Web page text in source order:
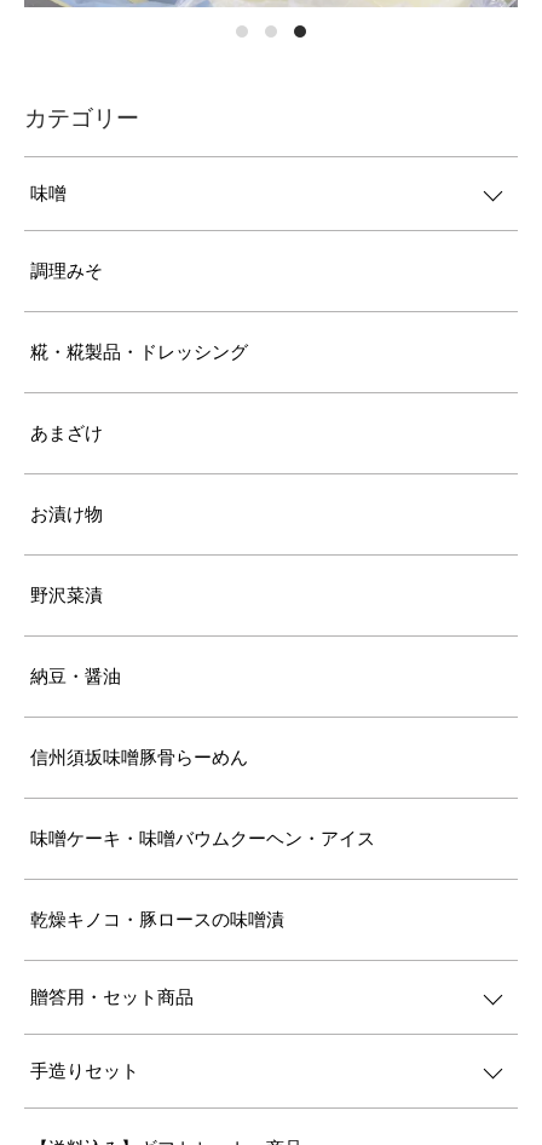
カテゴリー
味噌
調理みそ
糀・糀製品・ドレッシング
あまざけ
お漬け物
野沢菜漬
納豆・醤油
信州須坂味噌豚骨らーめん
味噌ケーキ・味噌バウムクーヘン・アイス
乾燥キノコ・豚ロースの味噌漬
贈答用・セット商品
手造りセット